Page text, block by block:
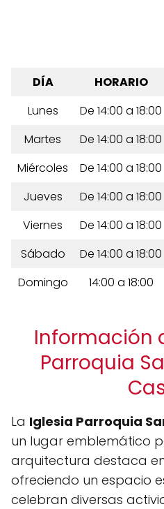
DÍA
HORARIO
Lunes
De 14:00 a 18:00
Martes
De 14:00 a 18:00
Miércoles
De 14:00 a 18:00
Jueves
De 14:00 a 18:00
Viernes
De 14:00 a 18:00
Sábado
De 14:00 a 18:00
Domingo
14:00 a 18:00
Información
Parroquia
La Iglesia Parroquia
un lugar emblemático
arquitectura destaca
ofreciendo un espacio
celebran diversas